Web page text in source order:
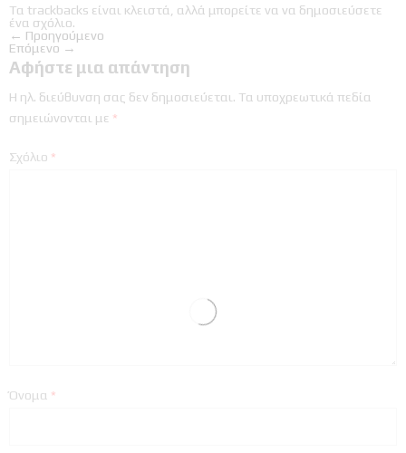
Τα trackbacks είναι κλειστά, αλλά μπορείτε να να δημοσιεύσετε
ένα σχόλιο.
← Προηγούμενο
Επόμενο →
Αφήστε μια απάντηση
Η ηλ. διεύθυνση σας δεν δημοσιεύεται. Τα υποχρεωτικά πεδία
σημειώνονται με *
Σχόλιο *
Όνομα *